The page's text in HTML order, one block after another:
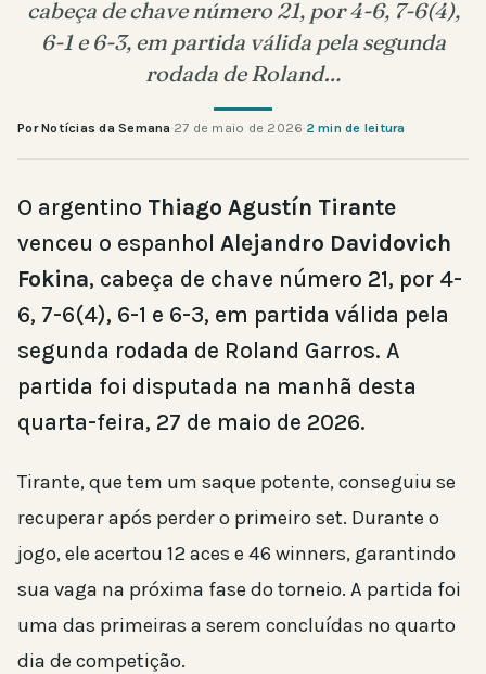
cabeça de chave número 21, por 4-6, 7-6(4),
6-1 e 6-3, em partida válida pela segunda
rodada de Roland…
Por Notícias da Semana·27 de maio de 2026·2 min de leitura
O argentino Thiago Agustín Tirante
venceu o espanhol Alejandro Davidovich
Fokina, cabeça de chave número 21, por 4-
6, 7-6(4), 6-1 e 6-3, em partida válida pela
segunda rodada de Roland Garros. A
partida foi disputada na manhã desta
quarta-feira, 27 de maio de 2026.
Tirante, que tem um saque potente, conseguiu se
recuperar após perder o primeiro set. Durante o
jogo, ele acertou 12 aces e 46 winners, garantindo
sua vaga na próxima fase do torneio. A partida foi
uma das primeiras a serem concluídas no quarto
dia de competição.